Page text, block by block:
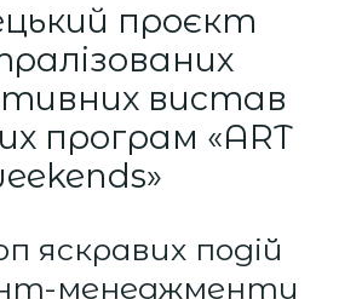
проєкт
вистав
програм «ART
яскравих подій
менеджменту